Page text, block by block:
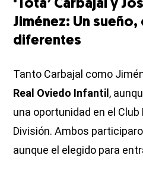
‘Tota’ Carbajal y
Jiménez: Un sueño,
diferentes
Tanto Carbajal como
Real Oviedo Infantil ,
una oportunidad en el Club
División. Ambos
aunque el elegido para